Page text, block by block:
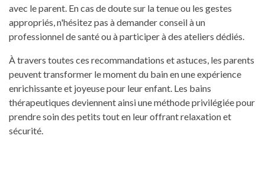
avec le parent. En cas de doute sur la tenue ou les gestes
appropriés, n'hésitez pas à demander conseil à un
professionnel de santé ou à participer à des ateliers dédiés.
À travers toutes ces recommandations et astuces, les parents
peuvent transformer le moment du bain en une expérience
enrichissante et joyeuse pour leur enfant. Les bains
thérapeutiques deviennent ainsi une méthode privilégiée pour
prendre soin des petits tout en leur offrant relaxation et
sécurité.